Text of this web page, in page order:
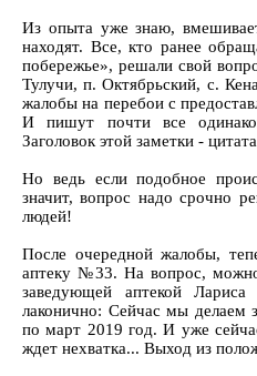
Из опыта уже знаю,
находят. Все, кто ранее
побережье», решали свой
Тулучи, п. Октябрьский, с.
жалобы на перебои с
И пишут почти все
Заголовок этой заметки -
Но ведь если подобное
значит, вопрос надо срочно
людей!
После очередной жалобы,
аптеку №33. На вопрос,
заведующей аптекой Лариса
лаконично: Сейчас мы делаем
по март 2019 год. И уже
ждет нехватка... Выход из